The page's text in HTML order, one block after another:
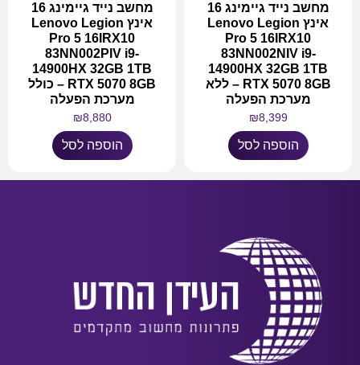
מחשב נייד גיימינג 16
אינץ Lenovo Legion
Pro 5 16IRX10
83NN002NIV i9-
14900HX 32GB 1TB
RTX 5070 8GB – ללא
מערכת הפעלה
₪8,399
הוספה לסל
מחשב נייד גיימינג 16
אינץ Lenovo Legion
Pro 5 16IRX10
83NN002PIV i9-
14900HX 32GB 1TB
RTX 5070 8GB – כולל
מערכת הפעלה
₪8,880
הוספה לסל